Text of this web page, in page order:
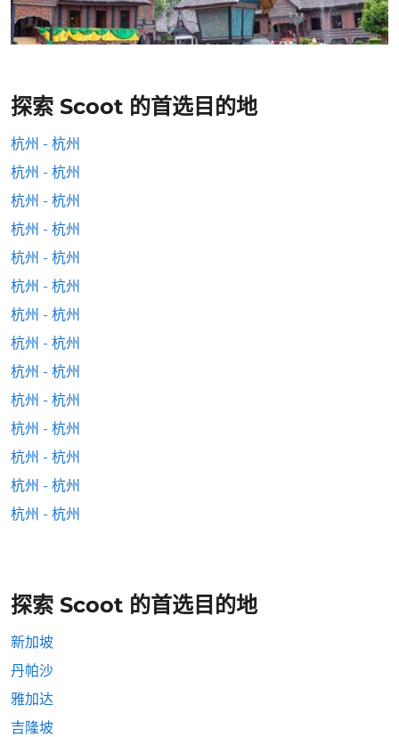
探索 Scoot 的首选目的地
杭州 - 杭州
杭州 - 杭州
杭州 - 杭州
杭州 - 杭州
杭州 - 杭州
杭州 - 杭州
杭州 - 杭州
杭州 - 杭州
杭州 - 杭州
杭州 - 杭州
杭州 - 杭州
杭州 - 杭州
杭州 - 杭州
杭州 - 杭州
探索 Scoot 的首选目的地
新加坡
丹帕沙
雅加达
吉隆坡